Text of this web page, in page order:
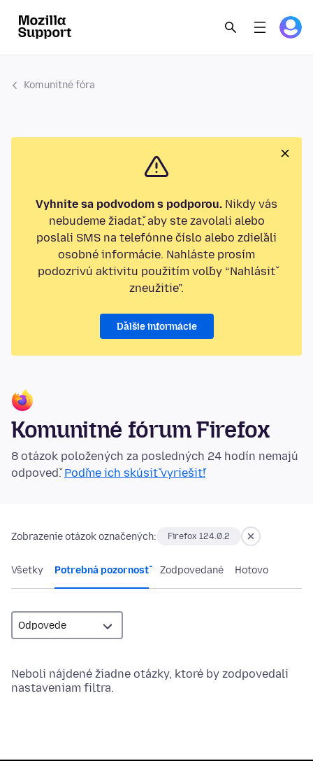
Komunitné fóra
Vyhnite sa podvodom s podporou. Nikdy vás
nebudeme žiadať, aby ste zavolali alebo
poslali SMS na telefónne číslo alebo zdieľali
osobné informácie. Nahláste prosím
podozrivú aktivitu použitím voľby “Nahlásiť
zneužitie”.
Ďalšie informácie
Komunitné fórum Firefox
8 otázok položených za posledných 24 hodín nemajú
odpoveď.Poďme ich skúsiť vyriešiť!
Zobrazenie otázok označených: Firefox 124.0.2
Všetky Potrebná pozornosť Zodpovedané Hotovo
Neboli nájdené žiadne otázky, ktoré by zodpovedali
nastaveniam filtra.